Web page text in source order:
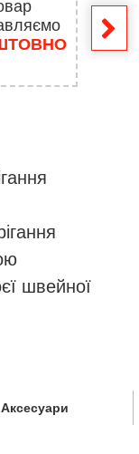
швейної
Аксесуари